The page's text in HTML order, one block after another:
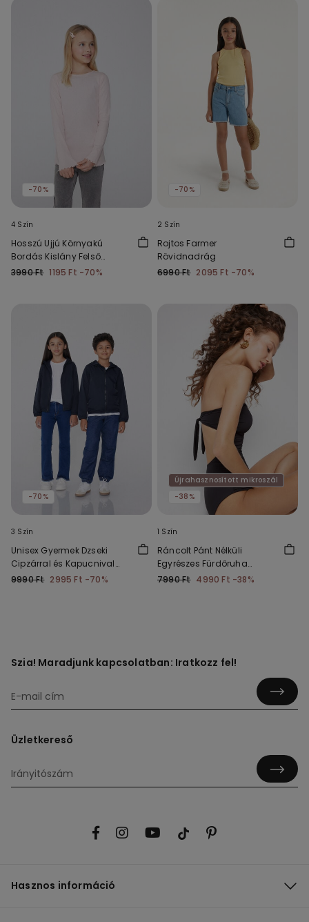
-70%
4 Szín
Hosszú Ujjú Környakú
Bordás Kislány Felső
Hullámos Szegéllyel
3990 Ft 1195 Ft -70%
-70%
2 Szín
Rojtos Farmer
Rövidnadrág
6990 Ft 2095 Ft -70%
-70%
3 Szín
Unisex Gyermek Dzseki
Cipzárral és Kapucnival
Technikai Anyagból
9990 Ft 2995 Ft -70%
Újrahasznosított mikroszál
-38%
1 Szín
Ráncolt Pánt Nélküli
Egyrészes Fürdőruha
Újrahasznosított
7990 Ft 4990 Ft -38%
Szia! Maradjunk kapcsolatban: Iratkozz fel!
Üzletkereső
Hasznos információ